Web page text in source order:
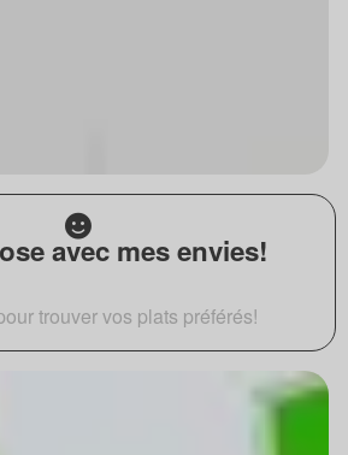
avec mes envies!
trouver vos plats préférés!